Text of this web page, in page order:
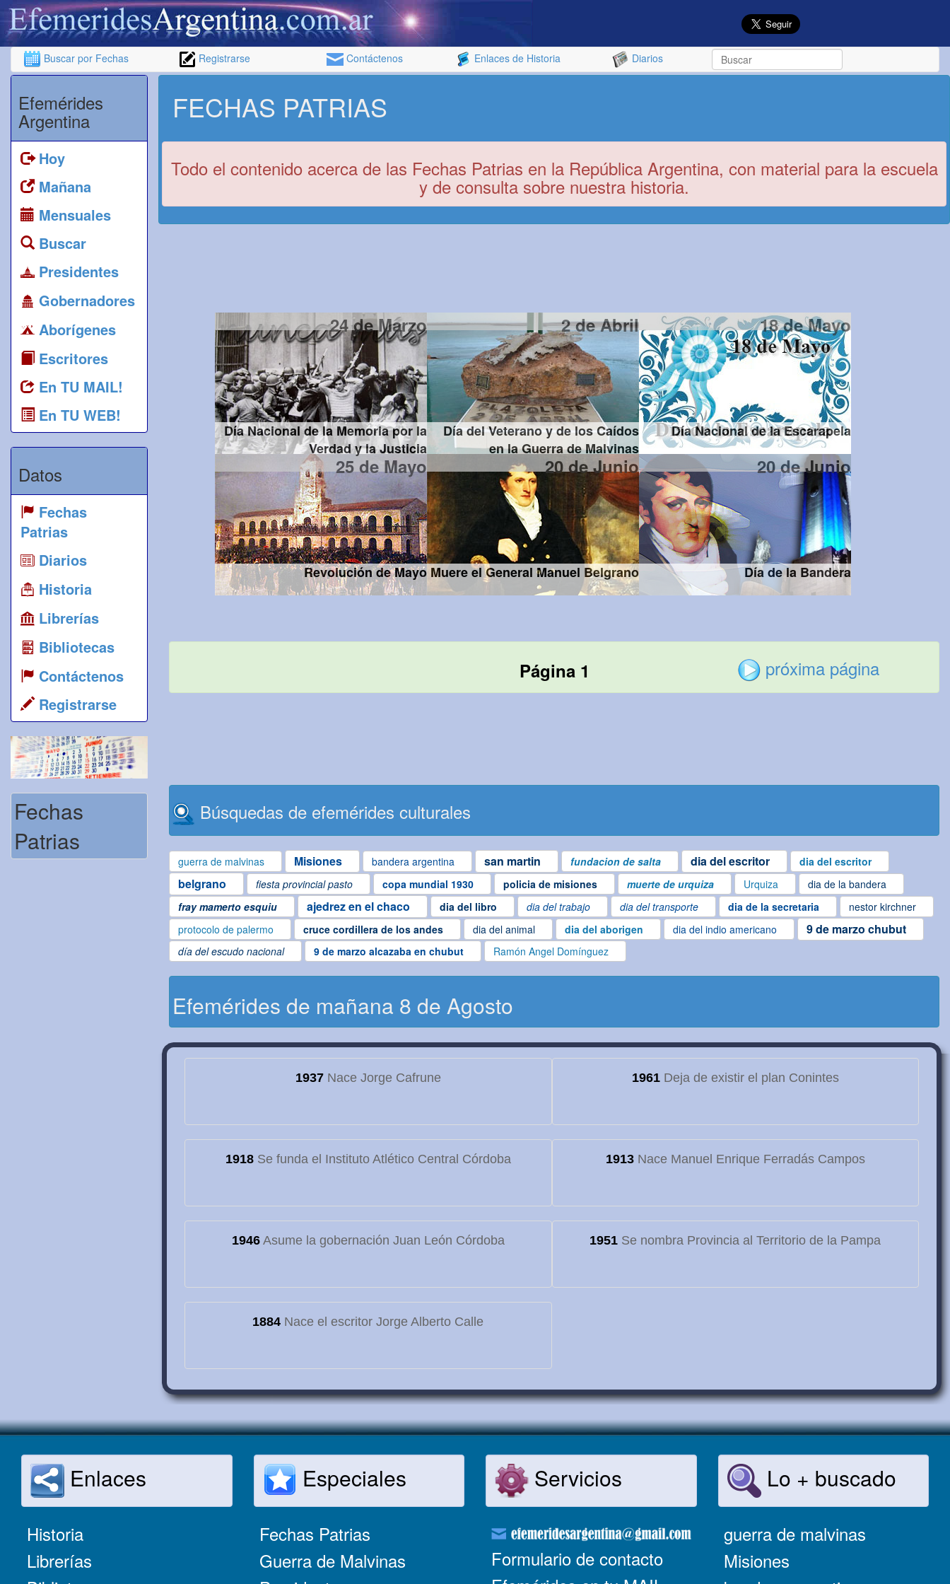
Buscar por Fechas Registrarse Contáctenos Enlaces de Historia Diarios
Efemérides
Argentina
Hoy
Mañana
Mensuales
Buscar
Presidentes
Gobernadores
Aborígenes
Escritores
En TU MAIL!
En TU WEB!
Datos
Fechas
Patrias
Diarios
Historia
Librerías
Bibliotecas
Contáctenos
Registrarse
Fechas
Patrias
FECHAS PATRIAS
Todo el contenido acerca de las Fechas Patrias en la República Argentina, con material para la escuela
y de consulta sobre nuestra historia.
24 de Marzo
Día Nacional de la Memoria por la
Verdad y la Justicia
2 de Abril
Día del Veterano y de los Caídos
en la Guerra de Malvinas
18 de Mayo
Día Nacional de la Escarapela
25 de Mayo
Revolución de Mayo
20 de Junio
Muere el General Manuel Belgrano
20 de Junio
Día de la Bandera
Página 1 próxima página
Búsquedas de efemérides culturales
guerra de malvinas Misiones bandera argentina san martin fundacion de salta dia del escritor dia del escritor
belgrano fiesta provincial pasto copa mundial 1930 policia de misiones muerte de urquiza Urquiza
dia de la bandera
fray mamerto esquiu
ajedrez en el chaco dia del libro dia del trabajo dia del transporte dia de la secretaria
nestor kirchner
protocolo de palermo
cruce cordillera de los andes dia del animal dia del aborigen dia del indio americano 9 de marzo chubut
día del escudo nacional 9 de marzo alcazaba en chubut Ramón Angel Domínguez
Efemérides de mañana 8 de Agosto
1937Nace Jorge Cafrune 1961Deja de existir el plan Conintes
1918Se funda el Instituto Atlético Central Córdoba 1913Nace Manuel Enrique Ferradás Campos
1946Asume la gobernación Juan León Córdoba 1951 Se nombra Provincia al Territorio de la Pampa
1884 Nace el escritor Jorge Alberto Calle
Enlaces
Historia
Librerías
Especiales
Fechas Patrias
Guerra de Malvinas
Servicios
Formulario de contacto
Lo + buscado
guerra de malvinas
Misiones